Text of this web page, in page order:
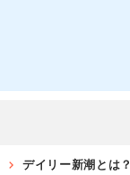
デイリー新潮とは？